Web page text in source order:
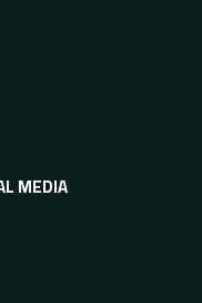
MEDIA